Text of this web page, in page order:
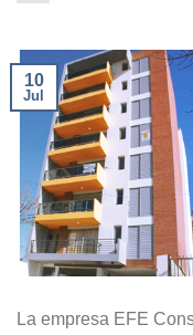
10
Jul
La empresa EFE